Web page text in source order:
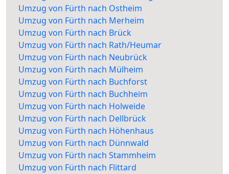
Umzug von Fürth nach Ostheim
Umzug von Fürth nach Merheim
Umzug von Fürth nach Brück
Umzug von Fürth nach Rath/Heumar
Umzug von Fürth nach Neubrück
Umzug von Fürth nach Mülheim
Umzug von Fürth nach Buchforst
Umzug von Fürth nach Buchheim
Umzug von Fürth nach Holweide
Umzug von Fürth nach Dellbrück
Umzug von Fürth nach Höhenhaus
Umzug von Fürth nach Dünnwald
Umzug von Fürth nach Stammheim
Umzug von Fürth nach Flittard